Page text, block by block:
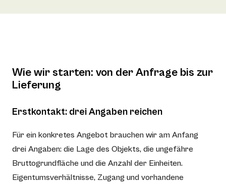
Wie wir starten: von der Anfrage bis zur
Lieferung
Erstkontakt: drei Angaben reichen
Für ein konkretes Angebot brauchen wir am Anfang
drei Angaben: die Lage des Objekts, die ungefähre
Bruttogrundfläche und die Anzahl der Einheiten.
Eigentumsverhältnisse, Zugang und vorhandene